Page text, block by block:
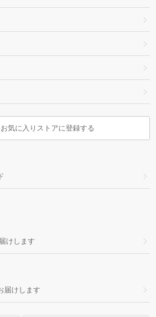
気に入りストアに登録する
けします
届けします